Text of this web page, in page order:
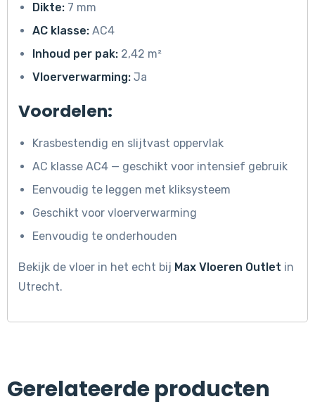
Dikte: 7 mm
AC klasse: AC4
Inhoud per pak: 2,42 m²
Vloerverwarming: Ja
Voordelen:
Krasbestendig en slijtvast oppervlak
AC klasse AC4 — geschikt voor intensief gebruik
Eenvoudig te leggen met kliksysteem
Geschikt voor vloerverwarming
Eenvoudig te onderhouden
Bekijk de vloer in het echt bij Max Vloeren Outlet in
Utrecht.
Gerelateerde producten